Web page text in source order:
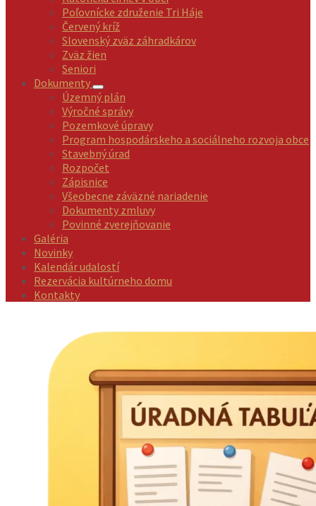
Poľovnícke združenie Tri Háje
Červený kríž
Slovenský zväz záhradkárov
Zväz žien
Seniori
Dokumenty
Územný plán
Výročné správy
Pozemkové úpravy
Program hospodárskeho a sociálneho rozvoja obce
Stavebný úrad
Rozpočet
Zápisnice
Všeobecne záväzné nariadenie
Dokumenty zmluvy
Povinné zverejňovanie
Galéria
Novinky
Kalendár udalostí
Rezervácia kultúrneho domu
Kontakty